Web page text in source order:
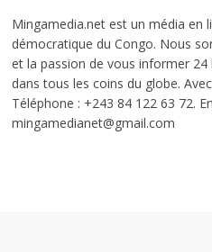
Mingamedia.net est un média en
démocratique du Congo. Nous
et la passion de vous informer
dans tous les coins du globe.
Téléphone : +243 84 122 63 72.
mingamedianet@gmail.com